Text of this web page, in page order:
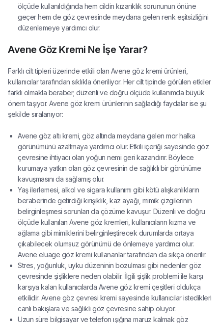
ölçüde kullanıldığında hem cildin kızarıklık sorununun önüne
geçer hem de göz çevresinde meydana gelen renk eşitsizliğini
düzenlemeye yardımcı olur.
Avene Göz Kremi Ne İşe Yarar?
Farklı cilt tipleri üzerinde etkili olan Avene göz kremi ürünleri,
kullanıcılar tarafından sıklıkla öneriliyor. Her cilt tipinde görülen etkiler
farklı olmakla beraber; düzenli ve doğru ölçüde kullanımda büyük
önem taşıyor. Avene göz kremi ürünlerinin sağladığı faydalar ise şu
şekilde sıralanıyor:
Avene göz altı kremi, göz altında meydana gelen mor halka
görünümünü azaltmaya yardımcı olur. Etkili içeriği sayesinde göz
çevresine ihtiyacı olan yoğun nemi geri kazandırır. Böylece
kurumaya yatkın olan göz çevresinin de sağlıklı bir görünüme
kavuşmasını da sağlamış olur.
Yaş ilerlemesi, alkol ve sigara kullanımı gibi kötü alışkanlıkların
beraberinde getirdiği kırışıklık, kaz ayağı, mimik çizgilerinin
belirginleşmesi sorunları da çözüme kavuşur. Düzenli ve doğru
ölçüde kullanılan Avene göz kremleri, kullanıcıların kızma ve
ağlama gibi mimiklerini belirginleştirecek durumlarda ortaya
çıkabilecek olumsuz görünümü de önlemeye yardımcı olur.
Avene eluage göz kremi kullananlar tarafından da sıkça önerilir.
Stres, yoğunluk, uyku düzeninin bozulması gibi nedenler göz
çevresinde şişliklere neden olabilir. İlgili şişlik problemi ile karşı
karşıya kalan kullanıcılarda Avene göz kremi çeşitleri oldukça
etkilidir. Avene göz çevresi kremi sayesinde kullanıcılar istedikleri
canlı bakışlara ve sağlıklı göz çevresine sahip oluyor.
Uzun süre bilgisayar ve telefon ışığına maruz kalmak göz